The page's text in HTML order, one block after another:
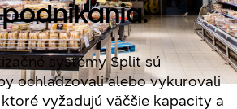
systémy Split sú
ochladzovali alebo vykurovali
vyžadujú väčšie kapacity a